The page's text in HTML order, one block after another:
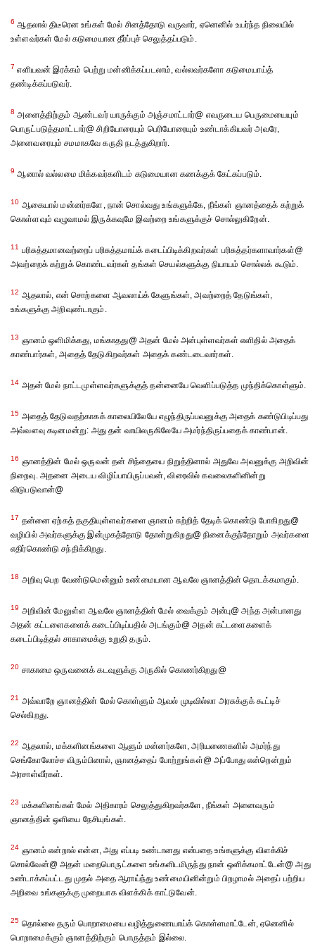
6 ஆதலால் திடீரென உங்கள் மேல் சினத்தோடு வருவார், ஏனெனில் உயர்ந்த நிலையில்
உள்ளவர்கள் மேல் கடுமையான தீர்ப்புச் செலுத்தப்படும்.
7 எளியவன் இரக்கம் பெற்று மன்னிக்கப்படலாம், வல்லவர்களோ கடுமையாய்த்
தண்டிக்கப்படுவர்.
8 அனைத்திற்கும் ஆண்டவர் யாருக்கும் அஞ்சமாட்டார்@ எவருடைய பெருமையையும்
பொருட்படுத்தமாட்டார்@ சிறியோரையும் பெரியோரையும் உண்டாக்கியவர் அவரே,
அனைவரையும் சமமாகவே கருதி நடத்துகிறார்.
9 ஆனால் வல்லமை மிக்கவர்களிடம் கடுமையான கணக்குக் கேட்கப்படும்.
10 ஆகையால் மன்னர்களே, நான் சொல்வது உங்களுக்கே, நீங்கள் ஞானத்தைக் கற்றுக்
கொள்ளவும் வழுவாமல் இருக்கவுமே இவற்றை உங்களுக்குச் சொல்லுகிறேன்.
11 பரிசுத்தமானவற்றைப் பரிசுத்தமாய்க் கடைப்பிடிக்கிறவர்கள் பரிசுத்தர்களாவார்கள்@
அவற்றைக் கற்றுக் கொண்டவர்கள் தங்கள் செயல்களுக்கு நியாயம் சொல்லக் கூடும்.
12 ஆதலால், என் சொற்களை ஆவலாய்க் கேளுங்கள், அவற்றைத் தேடுங்கள்,
உங்களுக்கு அறிவுண்டாகும்.
13 ஞானம் ஒளிமிக்கது, மங்காதது@ அதன் மேல் அன்புள்ளவர்கள் எளிதில் அதைக்
காண்பார்கள், அதைத் தேடுகிறவர்கள் அதைக் கண்டடைவார்கள்.
14 அதன் மேல் நாட்டமுள்ளவர்களுக்குத் தன்னையே வெளிப்படுத்த முந்திக்கொள்ளும்.
15 அதைத் தேடுவதற்காகக் காலையிலேயே எழுந்திருப்பவனுக்கு அதைக் கண்டுபிடிப்பது
அவ்வளவு கடினமன்று: அது தன் வாயிலருகிலேயே அமர்ந்திருப்பதைக் காண்பான்.
16 ஞானத்தின் மேல் ஒருவன் தன் சிந்தையை நிறுத்தினால் அதுவே அவனுக்கு அறிவின்
நிறைவு. அதனை அடைய விழிப்பாயிருப்பவன், விரைவில் கவலைகளினின்று
விடுபடுவான்@
17 தன்னை ஏற்கத் தகுதியுள்ளவர்களை ஞானம் சுற்றித் தேடிக் கொண்டு போகிறது@
வழியில் அவர்களுக்கு இன்முகத்தோடு தோன்றுகிறது@ நினைக்குந்தோறும் அவர்களை
எதிர்கொண்டு சந்திக்கிறது.
18 அறிவு பெற வேண்டுமென்னும் உண்மையான ஆவலே ஞானத்தின் தொடக்கமாகும்.
19 அறிவின் மேலுள்ள ஆவலே ஞானத்தின் மேல் வைக்கும் அன்பு@ அந்த அன்பானது
அதன் கட்டளைகளைக் கடைப்பிடிப்பதில் அடங்கும்@ அதன் கட்டளைகளைக்
கடைப்பிடித்தல் சாகாமைக்கு உறுதி தரும்.
20 சாகாமை ஒருவனைக் கடவுளுக்கு அருகில் கொணர்கிறது@
21 அவ்வாறே ஞானத்தின் மேல் கொள்ளும் ஆவல் முடிவில்லா அரசுக்குக் கூட்டிச்
செல்கிறது.
22 ஆதலால், மக்களினங்களை ஆளும் மன்னர்களே, அரியணைகளில் அமர்ந்து
செங்கோலோச்ச விரும்பினால், ஞானத்தைப் போற்றுங்கள்@ அப்போது என்றென்றும்
அரசாள்வீர்கள்.
23 மக்களினங்கள் மேல் அதிகாரம் செலுத்துகிறவர்களே, நீங்கள் அனைவரும்
ஞானத்தின் ஒளியை நேசியுங்கள்.
24 ஞானம் என்றால் என்ன, அது எப்படி உண்டானது என்பதை உங்களுக்கு விளக்கிச்
சொல்வேன்@ அதன் மறைபொருட்களை உங்களிடமிருந்து நான் ஒளிக்கமாட்டேன்@ அது
உண்டாக்கப்பட்டது முதல் அதை ஆராய்ந்து உண்மையினின்றும் பிறழாமல் அதைப் பற்றிய
அறிவை உங்களுக்கு முறையாக விளக்கிக் காட்டுவேன்.
25 தொல்லை தரும் பொறாமையை வழித்துணையாய்க் கொள்ளமாட்டேன், ஏனெனில்
பொறாமைக்கும் ஞானத்திற்கும் பொருத்தம் இல்லை.